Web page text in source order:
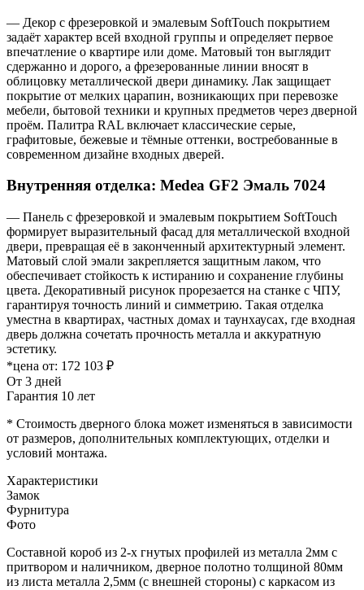
— Декор с фрезеровкой и эмалевым SoftTouch покрытием
задаёт характер всей входной группы и определяет первое
впечатление о квартире или доме. Матовый тон выглядит
сдержанно и дорого, а фрезерованные линии вносят в
облицовку металлической двери динамику. Лак защищает
покрытие от мелких царапин, возникающих при перевозке
мебели, бытовой техники и крупных предметов через дверной
проём. Палитра RAL включает классические серые,
графитовые, бежевые и тёмные оттенки, востребованные в
современном дизайне входных дверей.
Внутренняя отделка: Medea GF2 Эмаль 7024
— Панель с фрезеровкой и эмалевым покрытием SoftTouch
формирует выразительный фасад для металлической входной
двери, превращая её в законченный архитектурный элемент.
Матовый слой эмали закрепляется защитным лаком, что
обеспечивает стойкость к истиранию и сохранение глубины
цвета. Декоративный рисунок прорезается на станке с ЧПУ,
гарантируя точность линий и симметрию. Такая отделка
уместна в квартирах, частных домах и таунхаусах, где входная
дверь должна сочетать прочность металла и аккуратную
эстетику.
*цена от: 172 103 ₽
От 3 дней
Гарантия 10 лет
* Стоимость дверного блока может изменяться в зависимости
от размеров, дополнительных комплектующих, отделки и
условий монтажа.
Характеристики
Замок
Фурнитура
Фото
Составной короб из 2-х гнутых профилей из металла 2мм с
притвором и наличником, дверное полотно толщиной 80мм
из листа металла 2,5мм (с внешней стороны) c каркасом из